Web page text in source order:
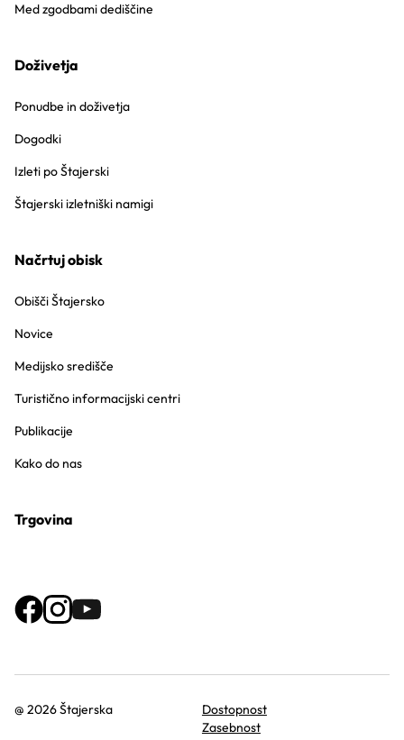
Med zgodbami dediščine
Doživetja
Ponudbe in doživetja
Dogodki
Izleti po Štajerski
Štajerski izletniški namigi
Načrtuj obisk
Obišči Štajersko
Novice
Medijsko središče
Turistično informacijski centri
Publikacije
Kako do nas
Trgovina
@ 2026 Štajerska
Dostopnost
Zasebnost